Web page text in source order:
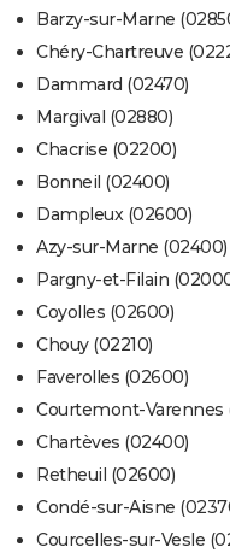
Barzy-sur-Marne
Chéry-Chartreuve
Dammard (02470)
Margival (02880)
Chacrise (02200)
Bonneil (02400)
Dampleux (02600)
Azy-sur-Marne (02400)
Pargny-et-Filain
Coyolles (02600)
Chouy (02210)
Faverolles (02600)
Courtemont-Varennes
Chartèves (02400)
Retheuil (02600)
Condé-sur-Aisne
Courcelles-sur-Vesle